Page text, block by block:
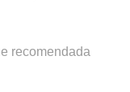
recomendada